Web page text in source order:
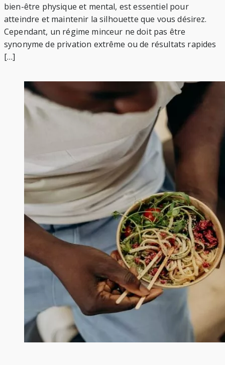
bien-être physique et mental, est essentiel pour
atteindre et maintenir la silhouette que vous désirez.
Cependant, un régime minceur ne doit pas être
synonyme de privation extrême ou de résultats rapides
[…]